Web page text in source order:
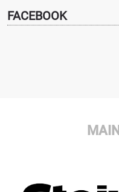
FACEBOOK